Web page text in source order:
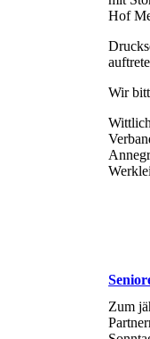
Hof
Wir
Zum